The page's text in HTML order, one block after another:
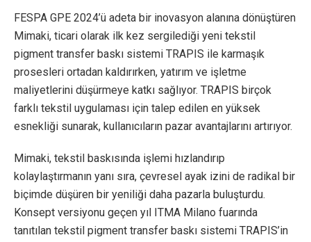
FESPA GPE 2024’ü adeta bir inovasyon alanına dönüştüren
Mimaki, ticari olarak ilk kez sergilediği yeni tekstil
pigment transfer baskı sistemi TRAPIS ile karmaşık
prosesleri ortadan kaldırırken, yatırım ve işletme
maliyetlerini düşürmeye katkı sağlıyor. TRAPIS birçok
farklı tekstil uygulaması için talep edilen en yüksek
esnekliği sunarak, kullanıcıların pazar avantajlarını artırıyor.
Mimaki, tekstil baskısında işlemi hızlandırıp
kolaylaştırmanın yanı sıra, çevresel ayak izini de radikal bir
biçimde düşüren bir yeniliği daha pazarla buluşturdu.
Konsept versiyonu geçen yıl ITMA Milano fuarında
tanıtılan tekstil pigment transfer baskı sistemi TRAPIS’in